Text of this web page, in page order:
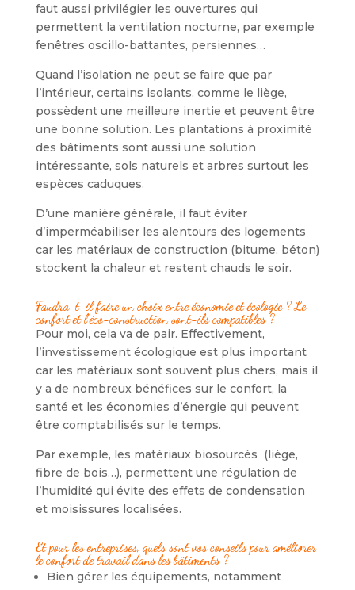
faut aussi privilégier les ouvertures qui
permettent la ventilation nocturne, par exemple
fenêtres oscillo-battantes, persiennes…
Quand l’isolation ne peut se faire que par
l’intérieur, certains isolants, comme le liège,
possèdent une meilleure inertie et peuvent être
une bonne solution. Les plantations à proximité
des bâtiments sont aussi une solution
intéressante, sols naturels et arbres surtout les
espèces caduques.
D’une manière générale, il faut éviter
d’imperméabiliser les alentours des logements
car les matériaux de construction (bitume, béton)
stockent la chaleur et restent chauds le soir.
Faudra-t-il faire un choix entre économie et écologie ? Le
confort et l’éco-construction sont-ils compatibles ?
Pour moi, cela va de pair. Effectivement,
l’investissement écologique est plus important
car les matériaux sont souvent plus chers, mais il
y a de nombreux bénéfices sur le confort, la
santé et les économies d’énergie qui peuvent
être comptabilisés sur le temps.
Par exemple, les matériaux biosourcés (liège,
fibre de bois…), permettent une régulation de
l’humidité qui évite des effets de condensation
et moisissures localisées.
Et pour les entreprises, quels sont vos conseils pour améliorer
le confort de travail dans les bâtiments ?
Bien gérer les équipements, notamment